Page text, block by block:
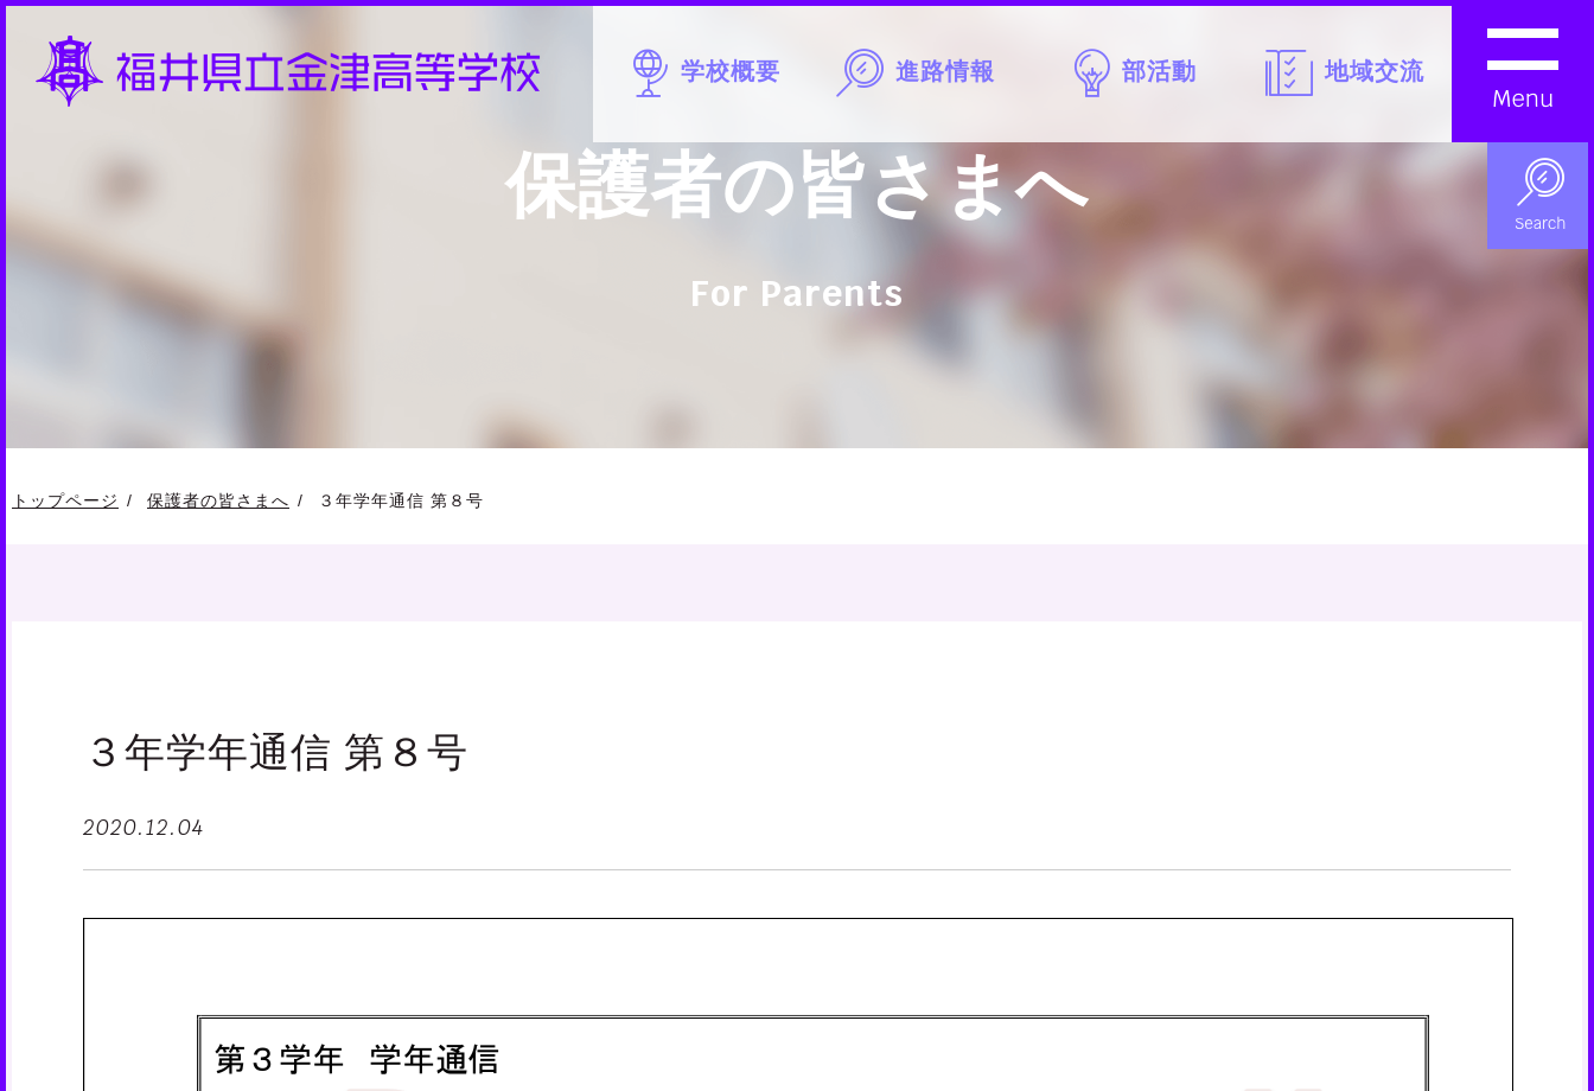
学校概要 進路情報 部活動 地域交流
保護者の皆さまへ
For Parents
トップページ 保護者の皆さまへ ３年学年通信 第８号
３年学年通信 第８号
2020.12.04